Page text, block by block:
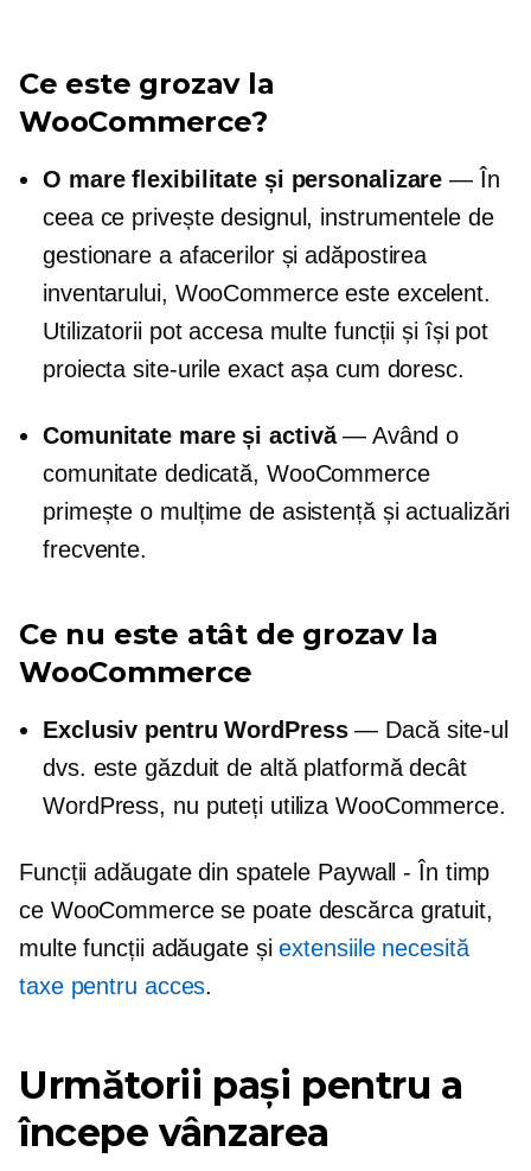
Ce este grozav la
WooCommerce?
O mare flexibilitate și personalizare — În
ceea ce privește designul, instrumentele de
gestionare a afacerilor și adăpostirea
inventarului, WooCommerce este excelent.
Utilizatorii pot accesa multe funcții și își pot
proiecta site-urile exact așa cum doresc.
Comunitate mare și activă— Având o
comunitate dedicată, WooCommerce
primește o mulțime de asistență și actualizări
frecvente.
Ce nu este atât de grozav la
WooCommerce
Exclusiv pentru WordPress— Dacă site-ul
dvs. este găzduit de altă platformă decât
WordPress, nu puteți utiliza WooCommerce.
Funcții adăugate din spatele Paywall - În timp
ce WooCommerce se poate descărca gratuit,
multe funcții adăugate șiextensiile necesită
taxe pentru acces.
Următorii pași pentru a
începe vânzarea